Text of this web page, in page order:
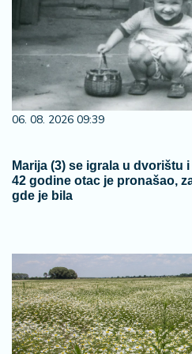
06. 08. 2026 09:39
Marija (3) se igrala u dvorištu
42 godine otac je pronašao,
gde je bila